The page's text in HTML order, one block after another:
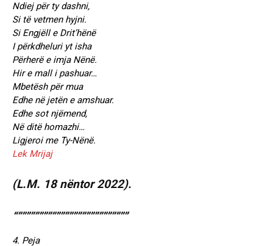
Ndiej për ty dashni,
Si të vetmen hyjni.
Si Engjëll e Drit’hënë
I përkdheluri yt isha
Përherë e imja Nënë.
Hir e mall i pashuar…
Mbetësh për mua
Edhe në jetën e amshuar.
Edhe sot njëmend,
Në ditë homazhi…
Ligjeroi me Ty-Nënë.
Lek Mrijaj
(L.M. 18 nëntor 2022).
“””””””””””””””””””””””””””
4. Peja